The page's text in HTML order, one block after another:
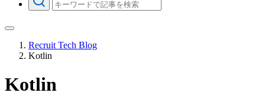
Recruit Tech Blog
Kotlin
Kotlin